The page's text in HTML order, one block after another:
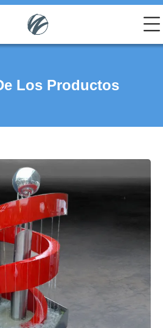
Los Productos